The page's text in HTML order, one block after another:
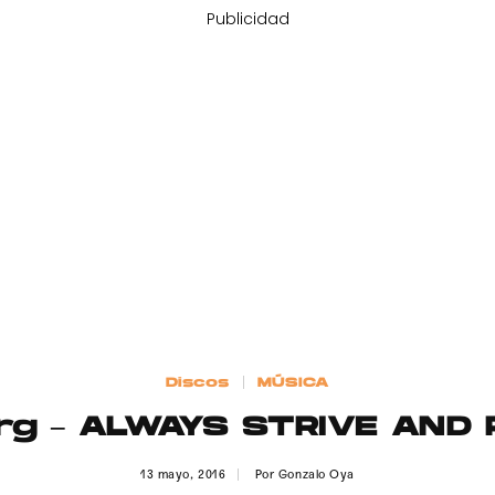
Publicidad
Discos MÚSICA
– ALWAYS STRIVE AND
13 mayo, 2016 Por Gonzalo Oya